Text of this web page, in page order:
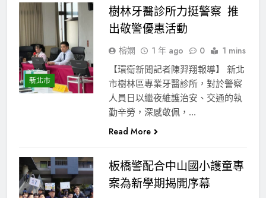
新北市
樹林牙醫診所力挺警察 推
出敬警優惠活動
榕嫻 1 年 ago 0 1 mins
【環衛新聞記者陳羿翔報導】 新北
市樹林區專業牙醫診所，對於警察
人員日以繼夜維護治安、交通的執
勤辛勞，深感敬佩，…
Read More
板橋警配合中山國小護童專
案為新學期揭開序幕